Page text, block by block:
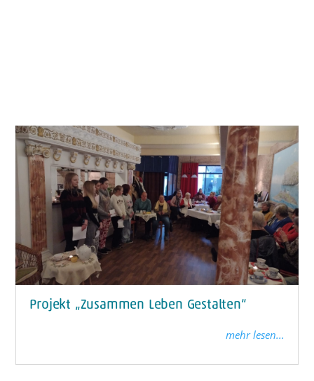
Projekt „Zusammen Leben Gestalten“
mehr lesen...